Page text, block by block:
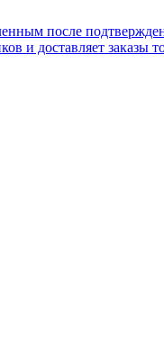
после
и доставляет